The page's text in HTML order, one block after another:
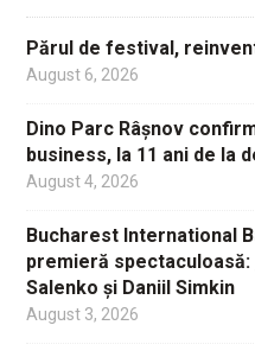
Părul de festival,
August 6, 2026
Dino Parc Râșnov
business, la 11 ani de la
August 4, 2026
Bucharest International
premieră spectaculoasă:
Salenko și Daniil Simkin
August 3, 2026